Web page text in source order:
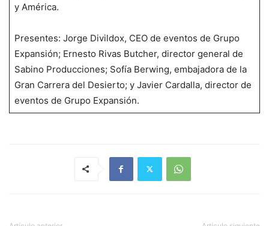
y América.
Presentes: Jorge Divildox, CEO de eventos de Grupo
Expansión; Ernesto Rivas Butcher, director general de
Sabino Producciones; Sofía Berwing, embajadora de la
Gran Carrera del Desierto; y Javier Cardalla, director de
eventos de Grupo Expansión.